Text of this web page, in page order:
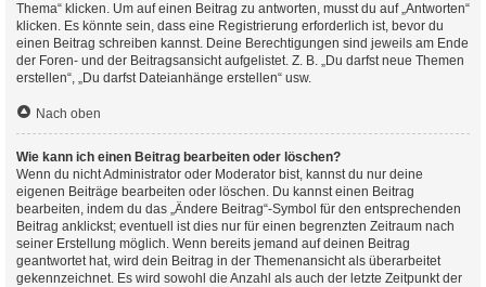
Thema“ klicken. Um auf einen Beitrag zu antworten, musst du auf „Antworten“
klicken. Es könnte sein, dass eine Registrierung erforderlich ist, bevor du
einen Beitrag schreiben kannst. Deine Berechtigungen sind jeweils am Ende
der Foren- und der Beitragsansicht aufgelistet. Z. B. „Du darfst neue Themen
erstellen“, „Du darfst Dateianhänge erstellen“ usw.
Nach oben
Wie kann ich einen Beitrag bearbeiten oder löschen?
Wenn du nicht Administrator oder Moderator bist, kannst du nur deine
eigenen Beiträge bearbeiten oder löschen. Du kannst einen Beitrag
bearbeiten, indem du das „Ändere Beitrag“-Symbol für den entsprechenden
Beitrag anklickst; eventuell ist dies nur für einen begrenzten Zeitraum nach
seiner Erstellung möglich. Wenn bereits jemand auf deinen Beitrag
geantwortet hat, wird dein Beitrag in der Themenansicht als überarbeitet
gekennzeichnet. Es wird sowohl die Anzahl als auch der letzte Zeitpunkt der